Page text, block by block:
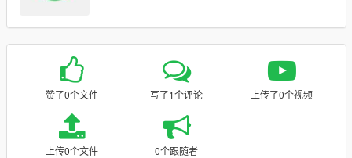
赞了0个文件 写了1个评论 上传了0个视频
上传0个文件 0个跟随者